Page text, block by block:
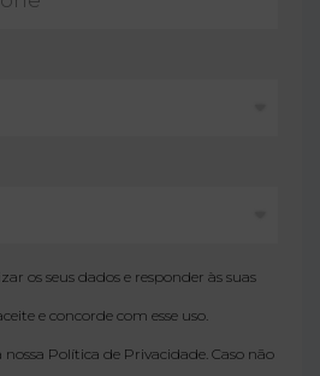
os seus dados e responder às suas
e concorde com esse uso.
nossa Política de Privacidade. Caso não